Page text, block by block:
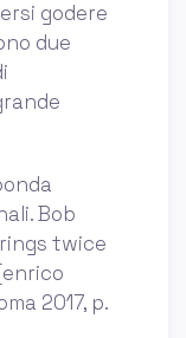
godere
due
Bob
twice
2017, p.